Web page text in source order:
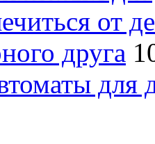
от
друга
для